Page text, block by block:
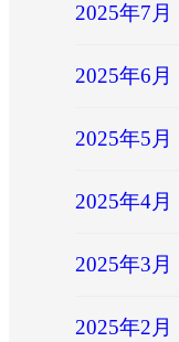
2025年7月
2025年6月
2025年5月
2025年4月
2025年3月
2025年2月